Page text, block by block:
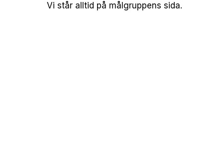
Vi står alltid på målgruppens sida.